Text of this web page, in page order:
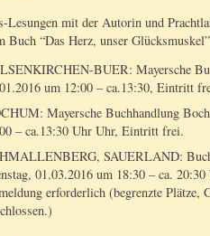
Lesungen mit der Autorin und
Buch “Das Herz, unser
BUER: Mayersche
um 12:00 – ca.13:30, Eintritt
Mayersche Buchhandlung
– ca.13:30 Uhr Uhr, Eintritt frei.
SAUERLAND:
01.03.2016 um 18:30 – ca.
erforderlich (begrenzte Plätze,